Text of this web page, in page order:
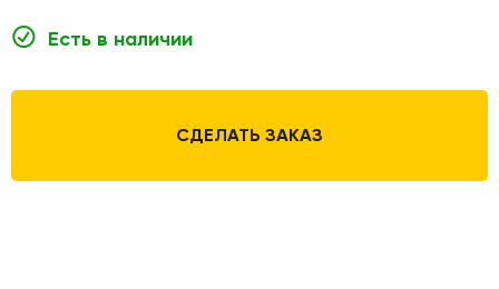
Есть в наличии
СДЕЛАТЬ ЗАКАЗ